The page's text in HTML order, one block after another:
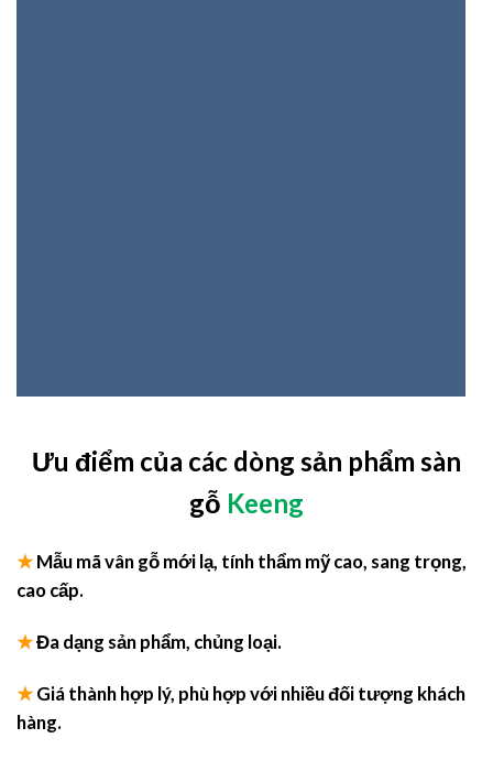
Ưu điểm của các dòng sản phẩm sàn
gỗ Keeng
★Mẫumã vân gỗ mới lạ, tính thẩm mỹ cao, sang trọng,
cao cấp.
★Đa dạng sản phẩm, chủng loại.
★Giá thành hợp lý, phù hợp với nhiều đối tượng khách
hàng.